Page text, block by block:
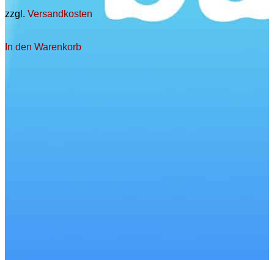
zzgl. Versandkosten
In den Warenkorb